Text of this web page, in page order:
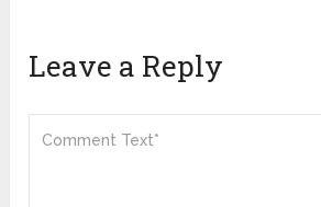
Leave a Reply